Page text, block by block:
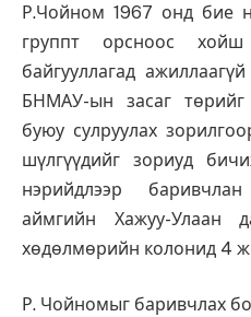
Р.Чойном 1967 онд бие
группт орсноос
байгууллагад
БНМАУ-ын засаг төрийг
буюу сулруулах
шүлгүүдийг зориуд
нэрийдлээр
аймгийн Хажуу-Улаан
хөдөлмөрийн колонид 4
Р. Чойномыг баривчлах